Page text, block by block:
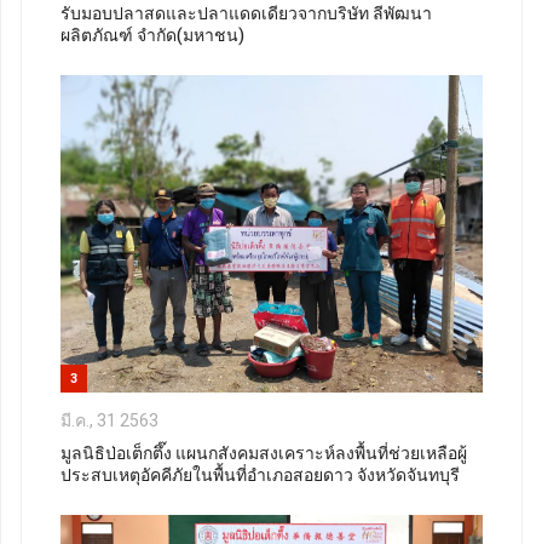
รับมอบปลาสดและปลาแดดเดียวจากบริษัท ลีพัฒนา
ผลิตภัณฑ์ จำกัด(มหาชน)
3
มี.ค., 31 2563
มูลนิธิป่อเต็กตึ๊ง แผนกสังคมสงเคราะห์ลงพื้นที่ช่วยเหลือผู้
ประสบเหตุอัคคีภัยในพื้นที่อำเภอสอยดาว จังหวัดจันทบุรี